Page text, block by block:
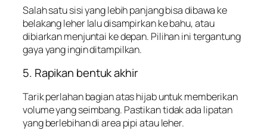
Salah satu sisi yang lebih panjang bisa dibawa ke
belakang leher lalu disampirkan ke bahu, atau
dibiarkan menjuntai ke depan. Pilihan ini tergantung
gaya yang ingin ditampilkan.
5. Rapikan bentuk akhir
Tarik perlahan bagian atas hijab untuk memberikan
volume yang seimbang. Pastikan tidak ada lipatan
yang berlebihan di area pipi atau leher.